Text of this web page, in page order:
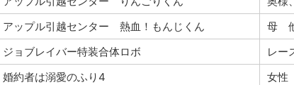
アップル引越センター 熱血！もんじくん
母
ジョブレイバー特装合体ロボ
レー
婚約者は溺愛のふり4
女性